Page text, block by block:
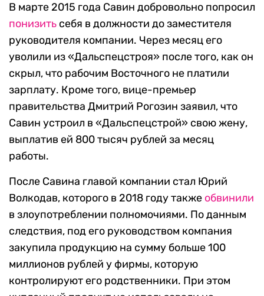
В марте 2015 года Савин добровольно попросил
понизить себя в должности до заместителя
руководителя компании. Через месяц его
уволили из «Дальспецстроя» после того, как он
скрыл, что рабочим Восточного не платили
зарплату. Кроме того, вице-премьер
правительства Дмитрий Рогозин заявил, что
Савин устроил в «Дальспецстрой» свою жену,
выплатив ей 800 тысяч рублей за месяц
работы.
После Савина главой компании стал Юрий
Волкодав, которого в 2018 году также обвинили
в злоупотреблении полномочиями. По данным
следствия, под его руководством компания
закупила продукцию на сумму больше 100
миллионов рублей у фирмы, которую
контролируют его родственники. При этом